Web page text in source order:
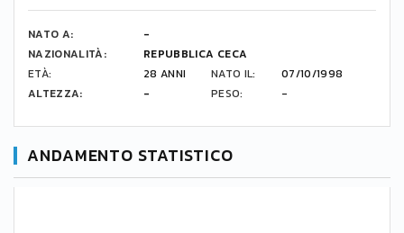
NATO A:
-
NAZIONALITÀ:
REPUBBLICA CECA
ETÀ:
28 ANNI NATO IL:
07/10/1998
ALTEZZA:
- PESO: -
ANDAMENTO STATISTICO